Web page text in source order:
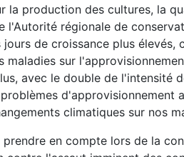
la production des cultures, la
l'Autorité régionale de
de croissance plus élevés,
maladies sur
avec le double de l'intensité
d'approvisionnement
climatiques sur nos
en compte lors de la